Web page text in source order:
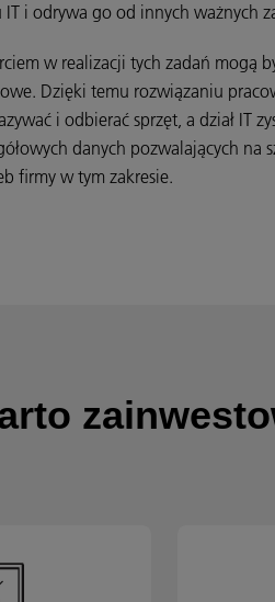
IT i odrywa go od innych ważnych
w realizacji tych zadań mogą
Dzięki temu rozwiązaniu
i odbierać sprzęt, a dział IT
danych pozwalających na
firmy w tym zakresie.